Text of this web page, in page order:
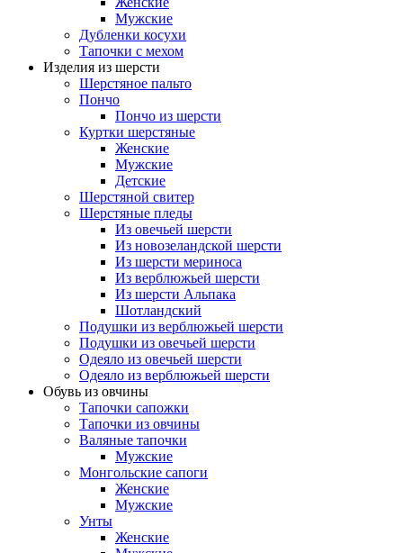
Мужские
Дубленки косухи
Тапочки с мехом
Изделия из шерсти
Шерстяное пальто
Пончо
Пончо из шерсти
Куртки шерстяные
Женские
Мужские
Детские
Шерстяной свитер
Шерстяные пледы
Из овечьей шерсти
Из новозеландской шерсти
Из шерсти мериноса
Из верблюжьей шерсти
Из шерсти Альпака
Шотландский
Подушки из верблюжьей шерсти
Подушки из овечьей шерсти
Одеяло из овечьей шерсти
Одеяло из верблюжьей шерсти
Обувь из овчины
Тапочки сапожки
Тапочки из овчины
Валяные тапочки
Мужские
Монгольские сапоги
Женские
Мужские
Унты
Женские